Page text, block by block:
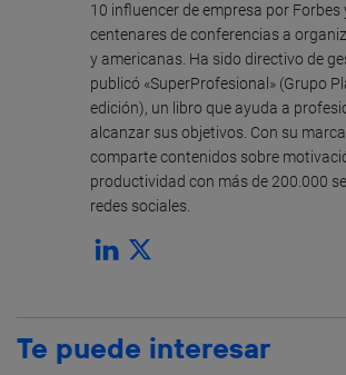
10 influencer de empresa por
centenares de conferencias a
y americanas. Ha sido directivo de
publicó «SuperProfesional» (Grupo
edición), un libro que ayuda a
alcanzar sus objetivos. Con su
comparte contenidos sobre
productividad con más de 200.000
redes sociales.
Te puede interesar